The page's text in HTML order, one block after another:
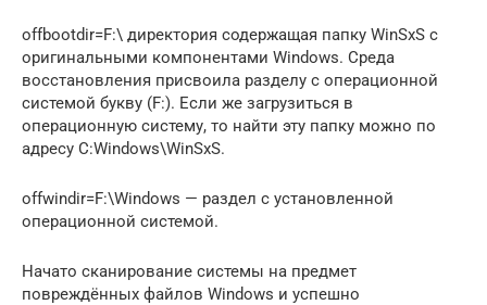
offbootdir=F:\ директория содержащая папку WinSxS с
оригинальными компонентами Windows. Среда
восстановления присвоила разделу с операционной
системой букву (F:). Если же загрузиться в
операционную систему, то найти эту папку можно по
адресу C:Windows\WinSxS.
offwindir=F:\Windows — раздел с установленной
операционной системой.
Начато сканирование системы на предмет
повреждённых файлов Windows и успешно